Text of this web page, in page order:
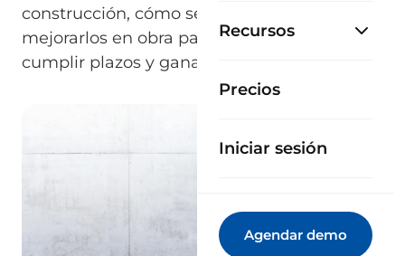
Recursos
Precios
Iniciar sesión
Agendar demo
construcción, cómo se calculan y cómo
mejorarlos en obra para reducir costos,
cumplir plazos y ganar rentabilidad.